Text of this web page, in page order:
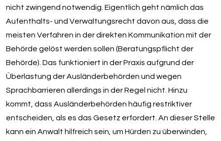
nicht zwingend notwendig. Eigentlich geht nämlich das
Aufenthalts- und Verwaltungsrecht davon aus, dass die
meisten Verfahren in der direkten Kommunikation mit der
Behörde gelöst werden sollen (Beratungspflicht der
Behörde). Das funktioniert in der Praxis aufgrund der
Überlastung der Ausländerbehörden und wegen
Sprachbarrieren allerdings in der Regel nicht. Hinzu
kommt, dass Ausländerbehörden häufig restriktiver
entscheiden, als es das Gesetz erfordert. An dieser Stelle
kann ein Anwalt hilfreich sein, um Hürden zu überwinden,